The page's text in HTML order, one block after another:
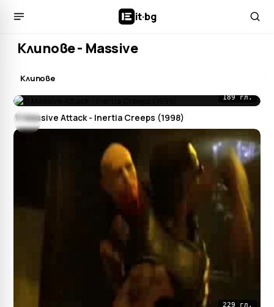
it·bg
Клипове - Massive
Клипове
189 гл.
11 Massive Attack - Inertia Creeps (1998)
229 гл.